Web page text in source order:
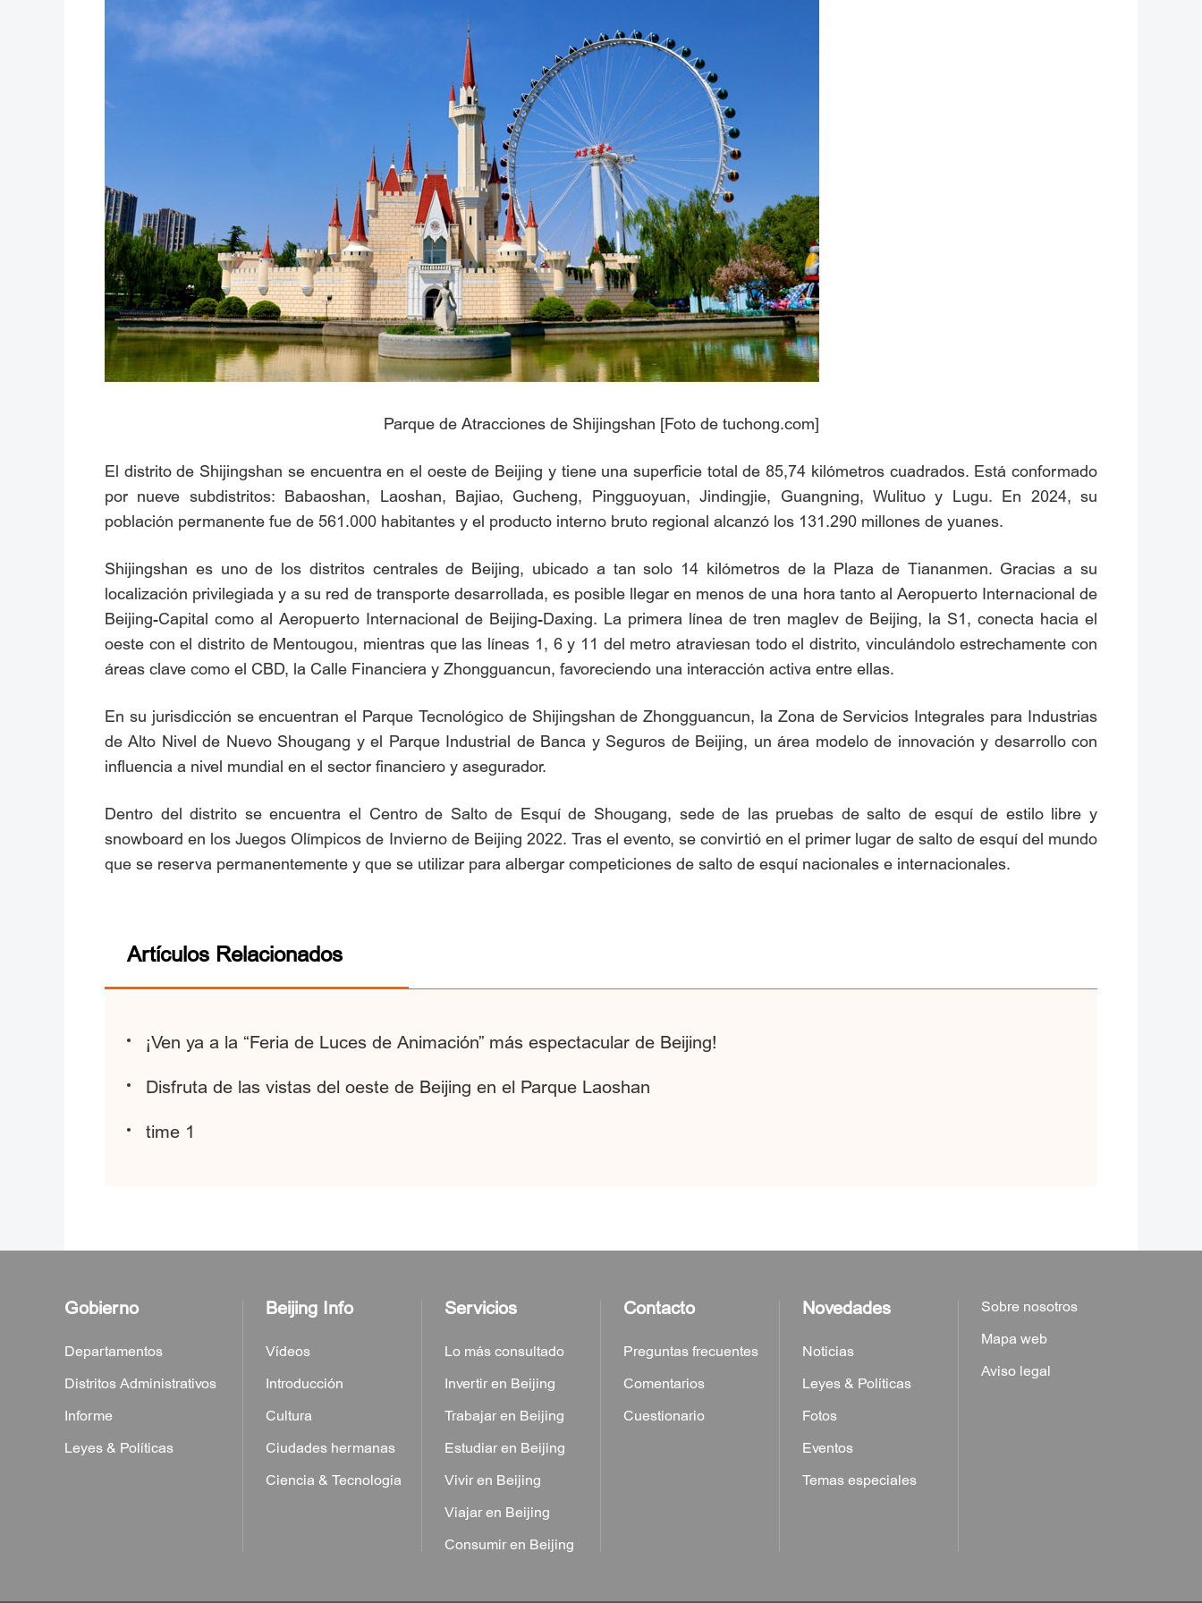
Parque de Atracciones de Shijingshan [Foto de tuchong.com]
El distrito de Shijingshan se encuentra en el oeste de Beijing y tiene una superficie total de 85,74 kilómetros cuadrados. Está conformado
por nueve subdistritos: Babaoshan, Laoshan, Bajiao, Gucheng, Pingguoyuan, Jindingjie, Guangning, Wulituo y Lugu. En 2024, su
población permanente fue de 561.000 habitantes y el producto interno bruto regional alcanzó los 131.290 millones de yuanes.
Shijingshan es uno de los distritos centrales de Beijing, ubicado a tan solo 14 kilómetros de la Plaza de Tiananmen. Gracias a su
localización privilegiada y a su red de transporte desarrollada, es posible llegar en menos de una hora tanto al Aeropuerto Internacional de
Beijing-Capital como al Aeropuerto Internacional de Beijing-Daxing. La primera línea de tren maglev de Beijing, la S1, conecta hacia el
oeste con el distrito de Mentougou, mientras que las líneas 1, 6 y 11 del metro atraviesan todo el distrito, vinculándolo estrechamente con
áreas clave como el CBD, la Calle Financiera y Zhongguancun, favoreciendo una interacción activa entre ellas.
En su jurisdicción se encuentran el Parque Tecnológico de Shijingshan de Zhongguancun, la Zona de Servicios Integrales para Industrias
de Alto Nivel de Nuevo Shougang y el Parque Industrial de Banca y Seguros de Beijing, un área modelo de innovación y desarrollo con
influencia a nivel mundial en el sector financiero y asegurador.
Dentro del distrito se encuentra el Centro de Salto de Esquí de Shougang, sede de las pruebas de salto de esquí de estilo libre y
snowboard en los Juegos Olímpicos de Invierno de Beijing 2022. Tras el evento, se convirtió en el primer lugar de salto de esquí del mundo
que se reserva permanentemente y que se utilizar para albergar competiciones de salto de esquí nacionales e internacionales.
Artículos Relacionados
¡Ven ya a la “Feria de Luces de Animación” más espectacular de Beijing!
Disfruta de las vistas del oeste de Beijing en el Parque Laoshan
time 1
Gobierno
Departamentos
Distritos Administrativos
Informe
Leyes & Políticas
Beijing Info
Vídeos
Introducción
Cultura
Ciudades hermanas
Ciencia & Tecnología
Servicios
Lo más consultado
Invertir en Beijing
Trabajar en Beijing
Estudiar en Beijing
Vivir en Beijing
Viajar en Beijing
Consumir en Beijing
Contacto
Preguntas frecuentes
Comentarios
Cuestionario
Novedades
Noticias
Leyes & Políticas
Fotos
Eventos
Temas especiales
Sobre nosotros
Mapa web
Aviso legal